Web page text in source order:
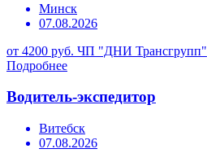
Минск
07.08.2026
от 4200 руб. ЧП "ДНИ Трансгрупп"
Подробнее
Водитель-экспедитор
Витебск
07.08.2026